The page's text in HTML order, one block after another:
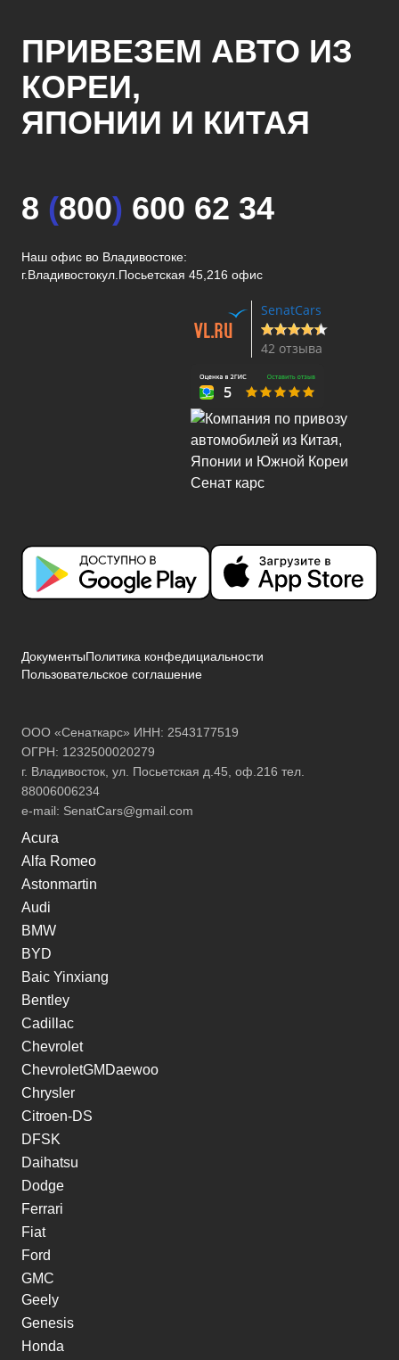
ПРИВЕЗЕМ АВТО ИЗ
КОРЕИ,
ЯПОНИИ И КИТАЯ
8 (800) 600 62 34
Наш офис во Владивостоке:
г.Владивостокул.Посьетская 45,216 офис
SenatCars
42 отзыва
ДокументыПолитика конфедициальности
Пользовательское соглашение
ООО «Сенаткарс» ИНН: 2543177519
ОГРН: 1232500020279
г. Владивосток, ул. Посьетская д.45, оф.216 тел.
88006006234
e-mail: SenatCars@gmail.com
Acura
Alfa Romeo
Astonmartin
Audi
BMW
BYD
Baic Yinxiang
Bentley
Cadillac
Chevrolet
ChevroletGMDaewoo
Chrysler
Citroen-DS
DFSK
Daihatsu
Dodge
Ferrari
Fiat
Ford
GMC
Geely
Genesis
Honda